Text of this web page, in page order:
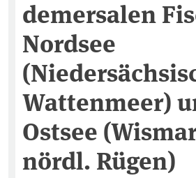
demersalen
Nordsee
Wattenmeer)
Ostsee
nördl. Rügen)